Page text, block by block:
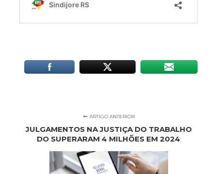
ARTIGO ANTERIOR
JULGAMENTOS NA JUSTIÇA DO TRABALHO
DO SUPERARAM 4 MILHÕES EM 2024